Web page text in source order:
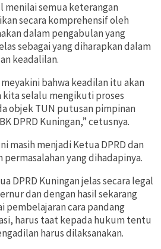
menilai semua keterangan
secara komprehensif oleh
dalam pengabulan yang
sebagai yang diharapkan dalam
keadalilan.
bahwa keadilan itu akan
selalu mengikuti proses
objek TUN putusan pimpinan
DPRD Kuningan,” cetusnya.
masih menjadi Ketua DPRD dan
yang dihadapinya.
DPRD Kuningan jelas secara legal
dan dengan hasil sekarang
pembelajaran cara pandang
harus taat kepada hukum tentu
harus dilaksanakan.